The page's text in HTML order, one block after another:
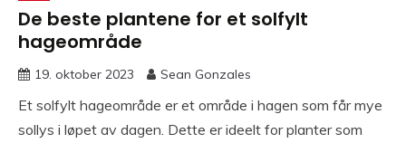
De beste plantene for et solfylt
hageområde
19. oktober 2023 Sean Gonzales
Et solfylt hageområde er et område i hagen som får mye
sollys i løpet av dagen. Dette er ideelt for planter som